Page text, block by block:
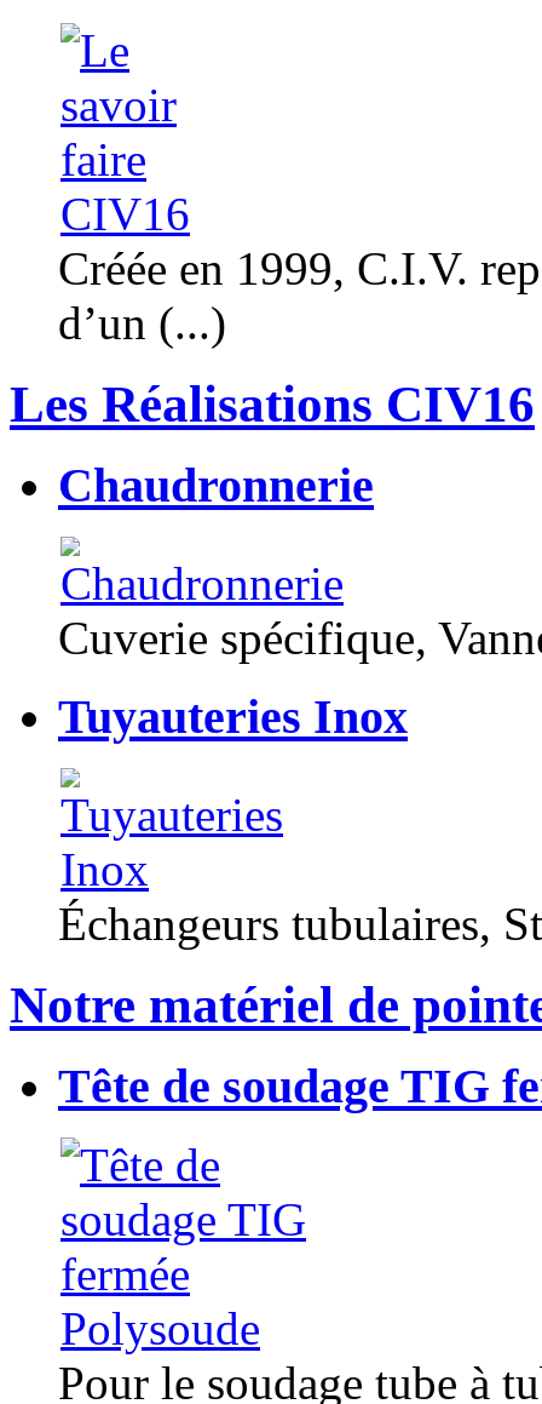
Créée en 1999, C.I.V.
d’un (...)
Les Réalisations CIV16
Chaudronnerie
Cuverie spécifique,
Tuyauteries Inox
Échangeurs tubulaires,
Notre matériel de
Tête de soudage TIG
Pour le soudage tube à